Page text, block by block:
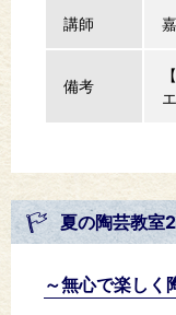
講師
備考
夏の陶芸教室
～無心で楽しく